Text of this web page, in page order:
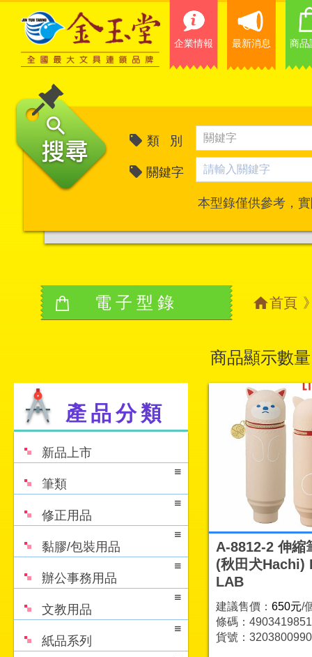
企業情報 最新消息 商品
類 別
關鍵字
本型錄僅供參考，
電子型錄 首頁
產品分類
新品上市
筆類
修正用品
黏膠/包裝用品
辦公事務用品
文教用品
紙品系列
商品顯示數量
A-8812-2 伸縮
(秋田犬Hachi)
LAB
建議售價： 650元/
條碼：
貨號：3203800990